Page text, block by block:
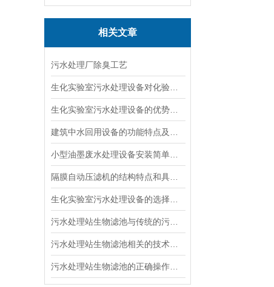
相关文章
污水处理厂除臭工艺